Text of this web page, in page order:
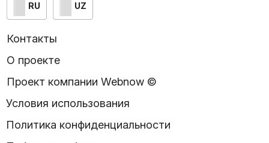
RU UZ
Контакты
О проекте
Проект компании Webnow ©
Условия использования
Политика конфиденциальности